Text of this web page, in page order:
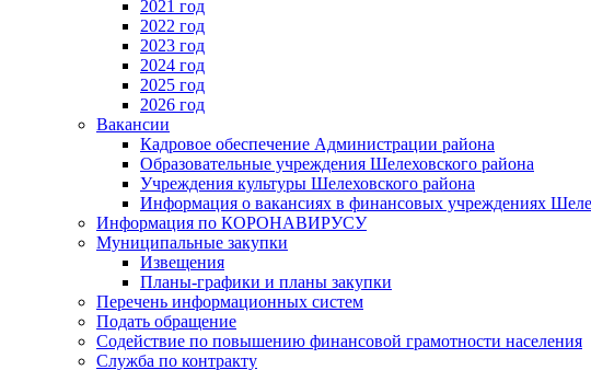
2021 год
2022 год
2023 год
2024 год
2025 год
2026 год
Вакансии
Кадровое обеспечение Администрации района
Образовательные учреждения Шелеховского района
Учреждения культуры Шелеховского района
Информация о вакансиях в финансовых учреждениях
Информация по КОРОНАВИРУСУ
Муниципальные закупки
Извещения
Планы-графики и планы закупки
Перечень информационных систем
Подать обращение
Содействие по повышению финансовой грамотности населения
Служба по контракту